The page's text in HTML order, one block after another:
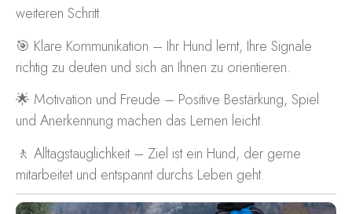
weiteren Schritt.
🎯 Klare Kommunikation – Ihr Hund lernt, Ihre Signale
richtig zu deuten und sich an Ihnen zu orientieren.
🌟 Motivation und Freude – Positive Bestärkung, Spiel
und Anerkennung machen das Lernen leicht.
🚶 Alltagstauglichkeit – Ziel ist ein Hund, der gerne
mitarbeitet und entspannt durchs Leben geht.